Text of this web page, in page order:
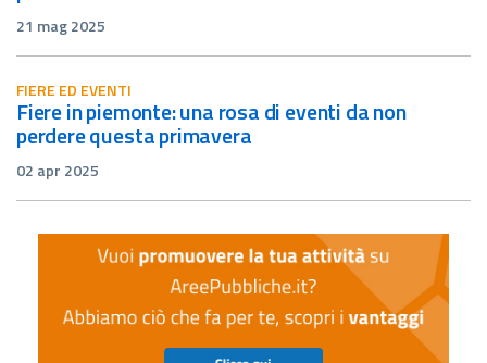
21 mag 2025
FIERE ED EVENTI
fiere in piemonte: una rosa di eventi da non
perdere questa primavera
02 apr 2025